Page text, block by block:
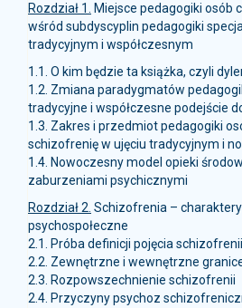
Rozdział 1. Miejsce pedagogiki osób
wśród subdyscyplin pedagogiki
tradycyjnym i współczesnym
1.1. O kim będzie ta książka, czyli
1.2. Zmiana paradygmatów
tradycyjne i współczesne podejście
1.3. Zakres i przedmiot pedagogiki
schizofrenię w ujęciu tradycyjnym i
1.4. Nowoczesny model opieki
zaburzeniami psychicznymi
Rozdział 2. Schizofrenia –
psychospołeczne
2.1. Próba definicji pojęcia schizofrenii
2.2. Zewnętrzne i wewnętrzne
2.3. Rozpowszechnienie schizofrenii
2.4. Przyczyny psychoz